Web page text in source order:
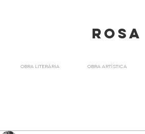
OBRA LITERÀRIA OBRA ARTÍSTICA